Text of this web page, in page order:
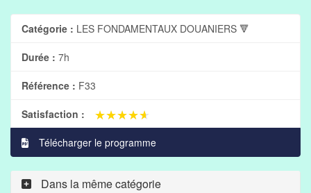
Catégorie : LES FONDAMENTAUX DOUANIERS 🔻
Durée : 7h
Référence : F33
Satisfaction : ★★★★★
★★★★★
Télécharger le programme
Dans la même catégorie